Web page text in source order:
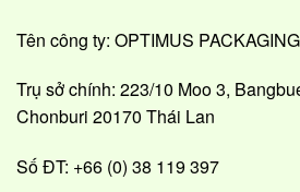
Tên công ty: OPTIMUS
Trụ sở chính: 223/10 Moo 3,
Chonburi 20170 Thái Lan
Số ĐT: +66 (0) 38 119 397